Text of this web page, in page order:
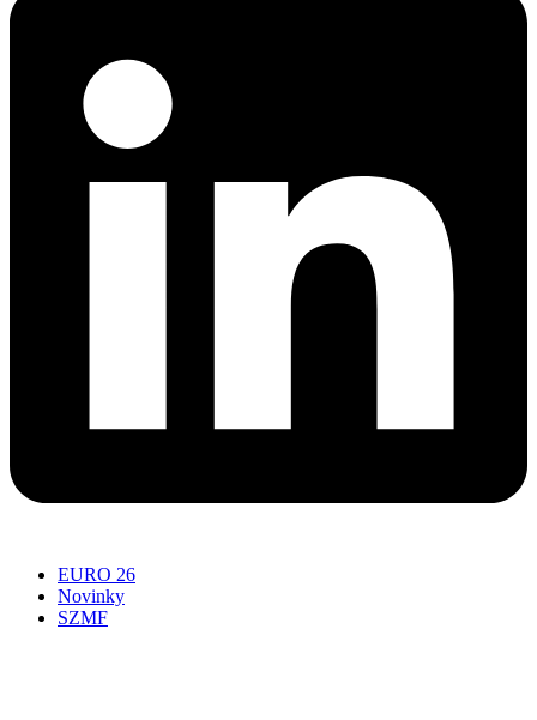
EURO 26
Novinky
SZMF